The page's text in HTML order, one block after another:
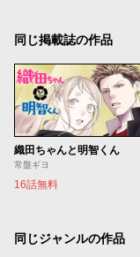
同じ掲載誌の作品
織田ちゃんと明智くん
常盤ギヨ
16話無料
同じジャンルの作品